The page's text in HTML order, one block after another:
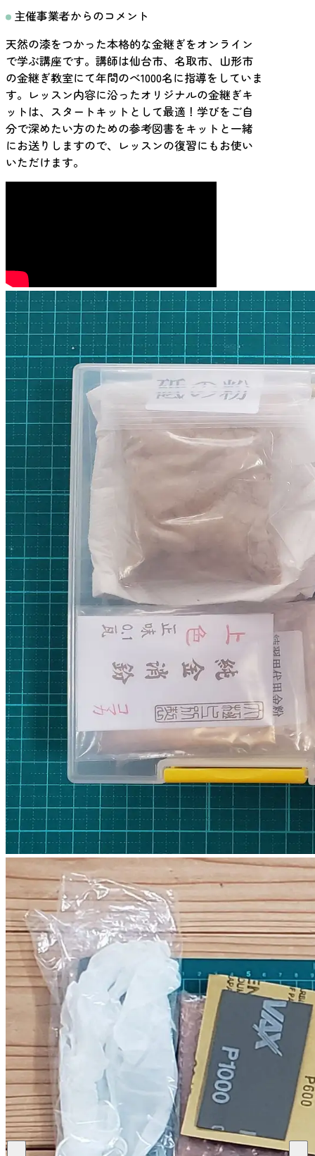
せんだい旅日和とは
サイト利用規約
プライバシーポリシー
サイトマップ
仙臺写真館フォトギャラリー
せんだい旅日和 Instagram
仙台旅先体験コレクション Facebook
仙台旅先体験コレクション Instagaram
主催事業者からのコメント
天然の漆をつかった本格的な金継ぎをオンライン
で学ぶ講座です。講師は仙台市、名取市、山形市
の金継ぎ教室にて年間のべ1000名に指導をしていま
す。レッスン内容に沿ったオリジナルの金継ぎキ
ットは、スタートキットとして最適！学びをご自
分で深めたい方のための参考図書をキットと一緒
にお送りしますので、レッスンの復習にもお使い
いただけます。